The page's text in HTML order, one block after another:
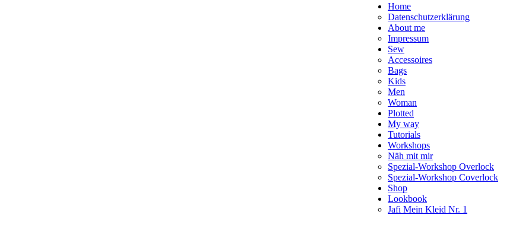
Home
Datenschutzerklärung
About me
Impressum
Sew
Accessoires
Bags
Kids
Men
Woman
Plotted
My way
Tutorials
Workshops
Näh mit mir
Spezial-Workshop Overlock
Spezial-Workshop Coverlock
Shop
Lookbook
Jafi Mein Kleid Nr. 1